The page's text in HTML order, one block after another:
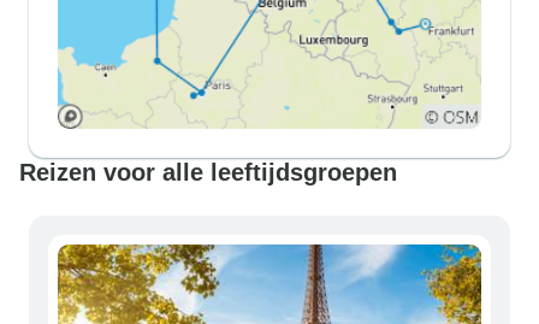
Reizen voor alle leeftijdsgroepen